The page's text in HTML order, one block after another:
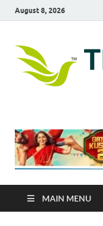
August 8, 2026
MAIN MENU